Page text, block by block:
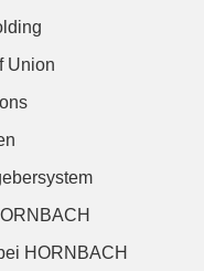
Union
HORNBACH